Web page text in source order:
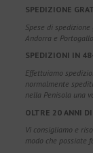
SPEDIZIONE
Spese di
Andorra e
SPEDIZIONI IN
Effettuiamo
normalmente
nella Penisola una
OLTRE 20 ANNI
Vi consigliamo e
modo che possiate